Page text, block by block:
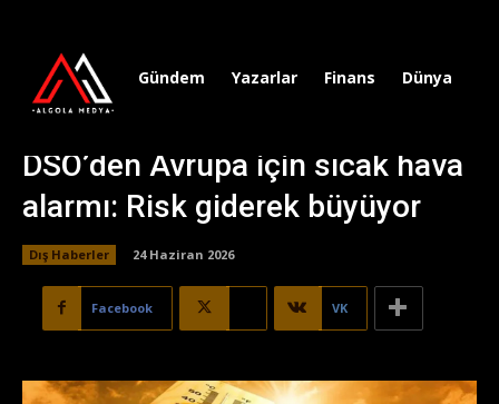
Gündem Yazarlar Finans Dünya
DSÖ’den Avrupa için sıcak hava
alarmı: Risk giderek büyüyor
Dış Haberler 24 Haziran 2026
Facebook VK